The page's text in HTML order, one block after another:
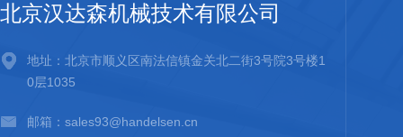
北京汉达森机械技术有限公司
地址：北京市顺义区南法信镇金关北二街3号院3号楼1
0层1035
邮箱：sales93@handelsen.cn